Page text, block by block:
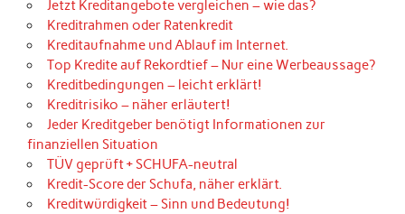
Jetzt Kreditangebote vergleichen – wie das?
Kreditrahmen oder Ratenkredit
Kreditaufnahme und Ablauf im Internet.
Top Kredite auf Rekordtief – Nur eine Werbeaussage?
Kreditbedingungen – leicht erklärt!
Kreditrisiko – näher erläutert!
Jeder Kreditgeber benötigt Informationen zur
finanziellen Situation
TÜV geprüft + SCHUFA-neutral
Kredit-Score der Schufa, näher erklärt.
Kreditwürdigkeit – Sinn und Bedeutung!